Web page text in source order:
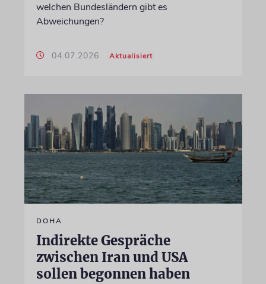
welchen Bundesländern gibt es
Abweichungen?
04.07.2026 Aktualisiert
DOHA
Indirekte Gespräche
zwischen Iran und USA
sollen begonnen haben